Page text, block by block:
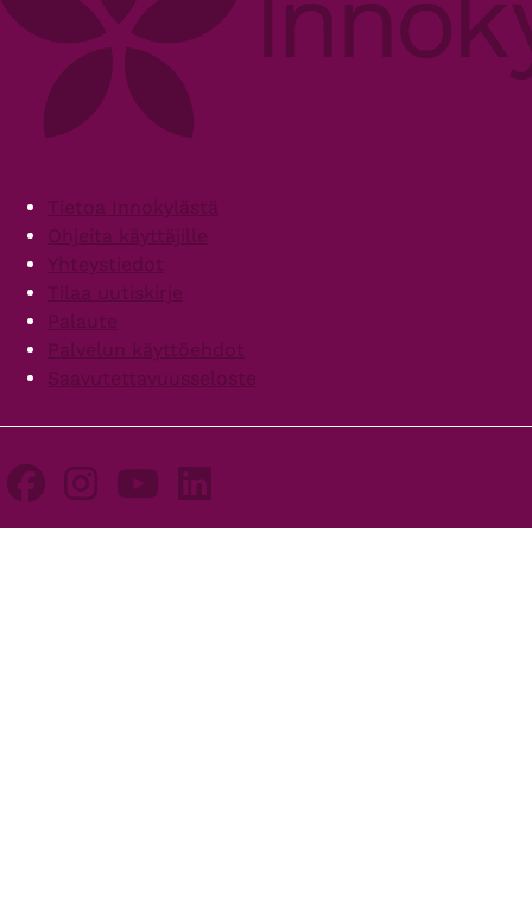
FooterTietoa Innokylästä
Ohjeita käyttäjille
Yhteystiedot
Tilaa uutiskirje
Palaute
Palvelun käyttöehdot
Saavutettavuusseloste